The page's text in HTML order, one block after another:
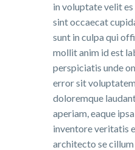
in voluptate velit
sint occaecat
sunt in culpa qui
mollit anim id est
perspiciatis unde
error sit
doloremque
aperiam, eaque
inventore veritatis
architecto se